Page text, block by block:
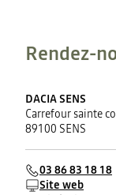
Rendez-
DACIA SENS
Carrefour sainte
89100 SENS
03 86 83 18 18
Site web